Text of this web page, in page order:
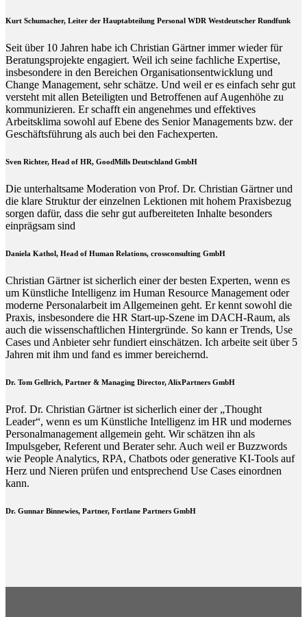
Kurt Schumacher, Leiter der Hauptabteilung Personal WDR Westdeutscher Rundfunk
Seit über 10 Jahren habe ich Christian Gärtner immer wieder für
Beratungsprojekte engagiert. Weil ich seine fachliche Expertise,
insbesondere in den Bereichen Organisationsentwicklung und
Change Management, sehr schätze. Und weil er es einfach sehr gut
versteht mit allen Beteiligten und Betroffenen auf Augenhöhe zu
kommunizieren. Er schafft ein angenehmes und effektives
Arbeitsklima sowohl auf Ebene des Senior Managements bzw. der
Geschäftsführung als auch bei den Fachexperten.
Sven Richter, Head of HR, GoodMills Deutschland GmbH
Die unterhaltsame Moderation von Prof. Dr. Christian Gärtner und
die klare Struktur der einzelnen Lektionen mit hohem Praxisbezug
sorgen dafür, dass die sehr gut aufbereiteten Inhalte besonders
einprägsam sind
Daniela Kathol, Head of Human Relations, crossconsulting GmbH
Christian Gärtner ist sicherlich einer der besten Experten, wenn es
um Künstliche Intelligenz im Human Resource Management oder
moderne Personalarbeit im Allgemeinen geht. Er kennt sowohl die
Praxis, insbesondere die HR Start-up-Szene im DACH-Raum, als
auch die wissenschaftlichen Hintergründe. So kann er Trends, Use
Cases und Anbieter sehr fundiert einschätzen. Ich arbeite seit über 5
Jahren mit ihm und fand es immer bereichernd.
Dr. Tom Gellrich, Partner & Managing Director, AlixPartners GmbH
Prof. Dr. Christian Gärtner ist sicherlich einer der „Thought
Leader“, wenn es um Künstliche Intelligenz im HR und modernes
Personalmanagement allgemein geht. Wir schätzen ihn als
Impulsgeber, Referent und Berater sehr. Auch weil er Buzzwords
wie People Analytics, RPA, Chatbots oder generative KI-Tools auf
Herz und Nieren prüfen und entsprechend Use Cases einordnen
kann.
Dr. Gunnar Binnewies, Partner, Fortlane Partners GmbH